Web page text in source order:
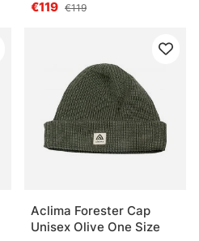
€119 €119
Aclima Forester Cap
Unisex Olive One Size